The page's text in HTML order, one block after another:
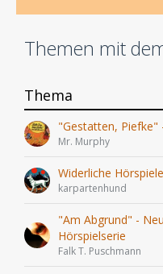
Themen mit
Thema
"Gestatten, Piefke"
Mr. Murphy
Widerliche
karpartenhund
"Am Abgrund" -
Hörspielserie
Falk T. Puschmann